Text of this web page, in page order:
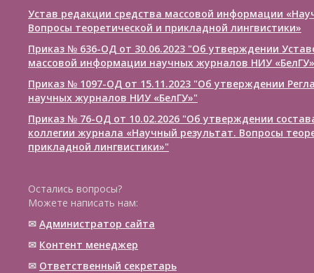
Устав редакции средства массовой информации
Вопросы теоретической и прикладной лингвистики»
Приказ № 636-ОД от 30.06.2023 "Об утверждении
массовой информации научных журналов НИУ «БелГУ»
Приказ № 1097-ОД от 15.11.2023 "Об утверждении
научных журналов НИУ «БелГУ»"
Приказ № 76-ОД от 10.02.2026 "Об утверждении
коллегии журнала «Научный результат. Вопросы
прикладной лингвистики»"
Остались вопросы?
Можете написать нам:
✉ Администратор сайта
✉ Контент менеджер
✉ Ответственный cекретарь